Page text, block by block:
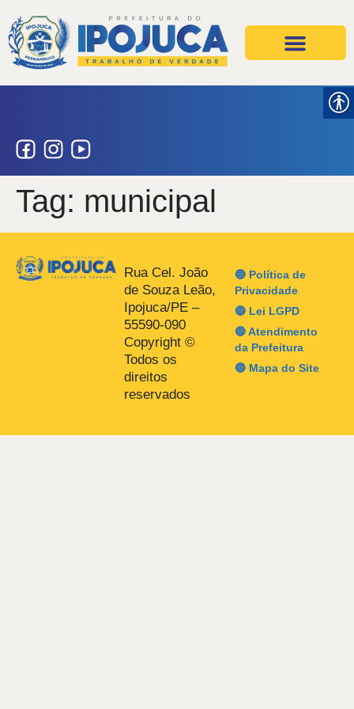
Tag: municipal
Rua Cel. João
de Souza Leão,
Ipojuca/PE –
55590-090
Copyright ©
Todos os
direitos
reservados
🔵 Política de
Privacidade
🔵 Lei LGPD
🔵 Atendimento
da Prefeitura
🔵 Mapa do Site